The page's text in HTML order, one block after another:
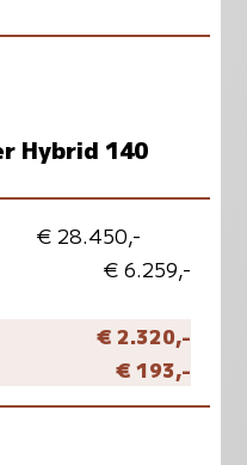
Hybrid 140
€ 28.450,-
€ 6.259,-
€ 2.320,-
€ 193,-